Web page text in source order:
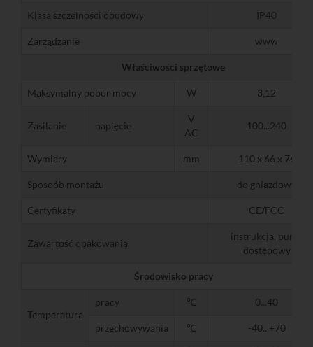
Klasa szczelności obudowy IP40
Zarządzanie www
Właściwości sprzętowe
Maksymalny pobór mocy W 3,12
Zasilanie napięcie
V
AC
100...240
Wymiary mm 110 x 66 x 76
Sposoób montażu do gniazdowy
Certyfikaty CE/FCC
Zawartość opakowania
instrukcja, punkt
dostępowy
Środowisko pracy
Temperatura
pracy ℃ 0...40
przechowywania ℃ -40...+70